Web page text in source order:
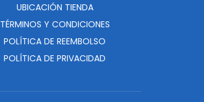
UBICACIÓN TIENDA
TÉRMINOS Y CONDICIONES
POLÍTICA DE REEMBOLSO
POLÍTICA DE PRIVACIDAD